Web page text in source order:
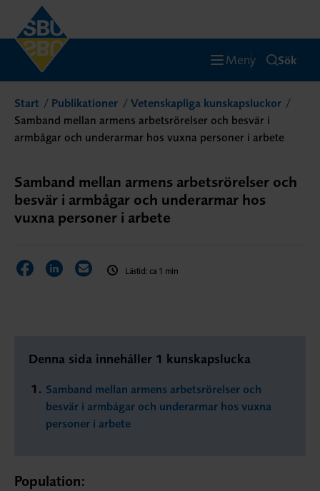
Meny Sök
Start Publikationer
Vetenskapliga kunskapsluckor
Samband mellan armens arbetsrörelser och besvär i
armbågar och underarmar hos vuxna personer i arbete
Samband mellan armens arbetsrörelser och
besvär i armbågar och underarmar hos
vuxna personer i arbete
Dela sidan på Facebook
Dela sidan på LinkedIn
Dela sidan via E-post
Lästid: ca 1 min
Denna sida innehåller 1 kunskapslucka
Samband mellan armens arbetsrörelser och
besvär i armbågar och underarmar hos vuxna
personer i arbete
Population: